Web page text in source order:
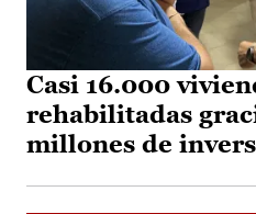
Casi 16.000
rehabilitadas
millones de